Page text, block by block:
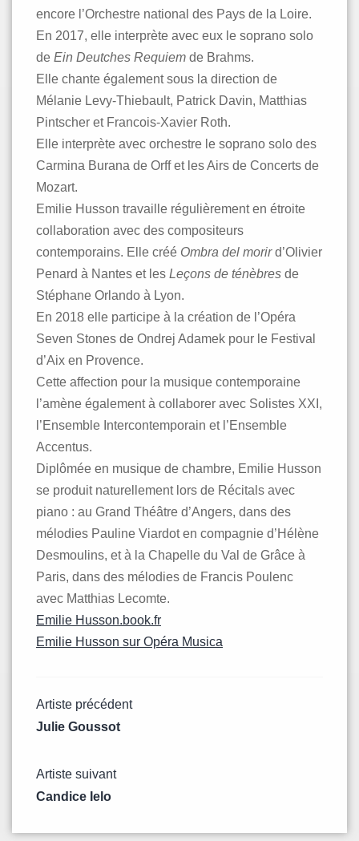
encore l’Orchestre national des Pays de la Loire.
En 2017, elle interprète avec eux le soprano solo
de Ein Deutches Requiem de Brahms.
Elle chante également sous la direction de
Mélanie Levy-Thiebault, Patrick Davin, Matthias
Pintscher et Francois-Xavier Roth.
Elle interprète avec orchestre le soprano solo des
Carmina Burana de Orff et les Airs de Concerts de
Mozart.
Emilie Husson travaille régulièrement en étroite
collaboration avec des compositeurs
contemporains. Elle créé Ombra del morird’Olivier
Penard à Nantes et les Leçons de ténèbres de
Stéphane Orlando à Lyon.
En 2018 elle participe à la création de l’Opéra
Seven Stones de Ondrej Adamek pour le Festival
d’Aix en Provence.
Cette affection pour la musique contemporaine
l’amène également à collaborer avec Solistes XXI,
l’Ensemble Intercontemporain et l’Ensemble
Accentus.
Diplômée en musique de chambre, Emilie Husson
se produit naturellement lors de Récitals avec
piano : au Grand Théâtre d’Angers, dans des
mélodies Pauline Viardot en compagnie d’Hélène
Desmoulins, et à la Chapelle du Val de Grâce à
Paris, dans des mélodies de Francis Poulenc
avec Matthias Lecomte.
Emilie Husson.book.fr
Emilie Husson sur Opéra Musica
Navigation
l’article
Artiste précédent
Julie Goussot
Artiste suivant
Candice Ielo